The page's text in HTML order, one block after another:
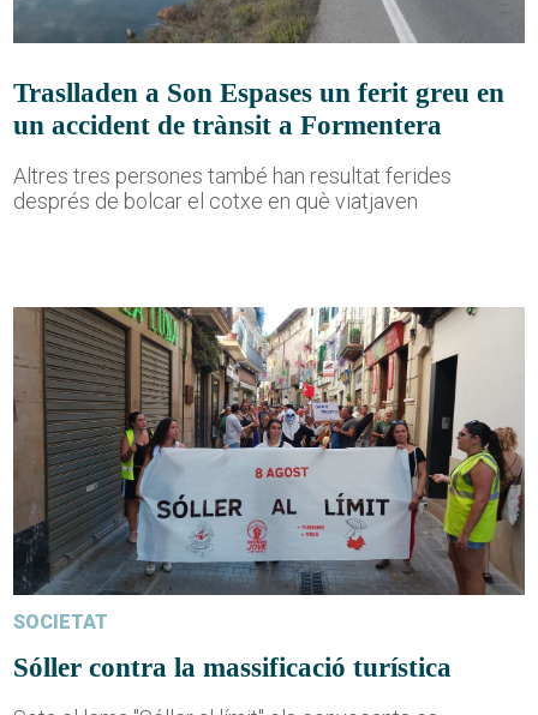
Traslladen a Son Espases un ferit greu en
un accident de trànsit a Formentera
Altres tres persones també han resultat ferides
després de bolcar el cotxe en què viatjaven
SOCIETAT
Sóller contra la massificació turística